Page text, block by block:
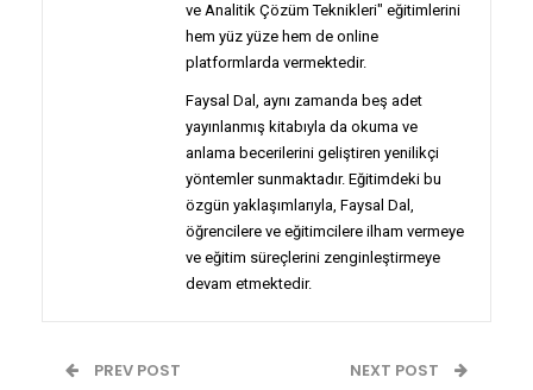
ve Analitik Çözüm Teknikleri" eğitimlerini
hem yüz yüze hem de online
platformlarda vermektedir.
Faysal Dal, aynı zamanda beş adet
yayınlanmış kitabıyla da okuma ve
anlama becerilerini geliştiren yenilikçi
yöntemler sunmaktadır. Eğitimdeki bu
özgün yaklaşımlarıyla, Faysal Dal,
öğrencilere ve eğitimcilere ilham vermeye
ve eğitim süreçlerini zenginleştirmeye
devam etmektedir.
PREV POST NEXT POST